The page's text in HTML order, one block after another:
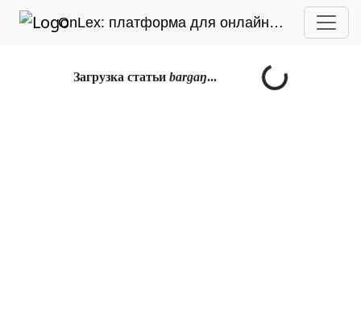
OnLex: платформа для онлайн-лексикографии
Загрузка статьи bargaŋ...